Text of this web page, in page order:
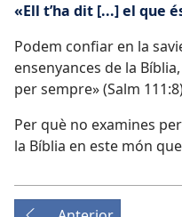
«Ell t’ha dit [...] el que
Podem confiar en la
ensenyances de la
per sempre» (Salm 111:8
Per què no examines
la Bíblia en este món